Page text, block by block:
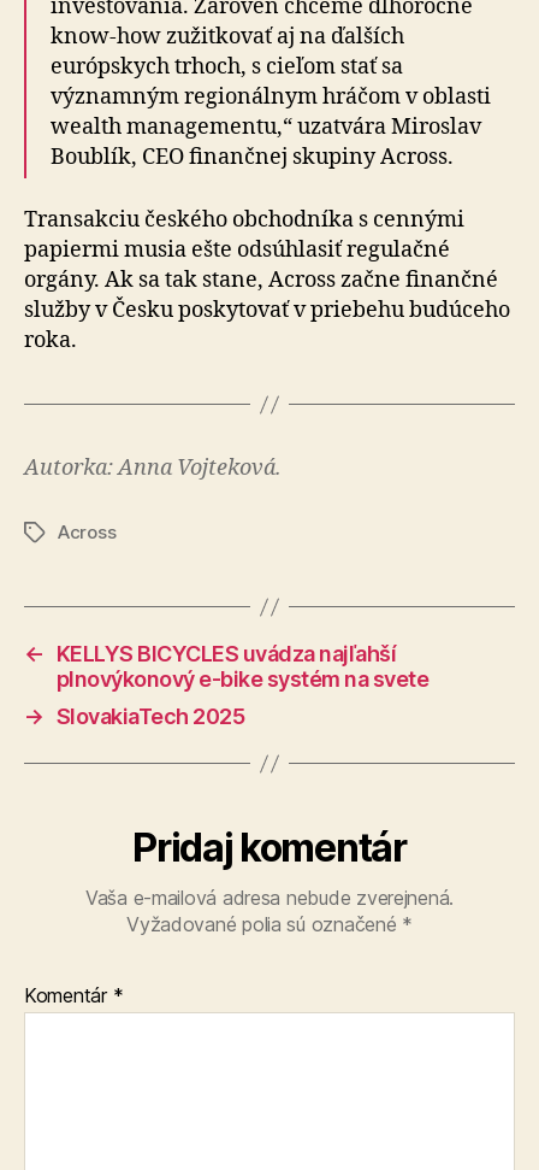
investovania. Zároveň chceme dlhoročné
know-how zužitkovať aj na ďalších
európskych trhoch, s cieľom stať sa
významným regionálnym hráčom v oblasti
wealth managementu,“ uzatvára Miroslav
Boublík, CEO finančnej skupiny Across.
Transakciu českého obchodníka s cennými
papiermi musia ešte odsúhlasiť regulačné
orgány. Ak sa tak stane, Across začne finančné
služby v Česku poskytovať v prie­be­hu budúceho
roka.
Autorka: Anna Vojteková.
ZnačkyAcross
←
KELLYS BICYCLES uvádza najľahší
plnovýkonový e-bike systém na svete
→ SlovakiaTech 2025
Pridaj komentár
Vaša e-mailová adresa nebude zverejnená.
Vyžadované polia sú označené *
Komentár *